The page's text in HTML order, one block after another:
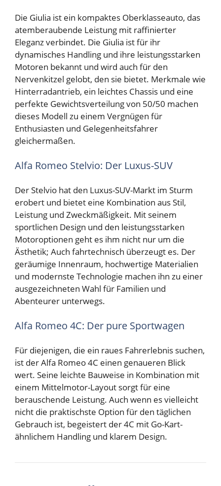
Die Giulia ist ein kompaktes Oberklasseauto, das
atemberaubende Leistung mit raffinierter
Eleganz verbindet. Die Giulia ist für ihr
dynamisches Handling und ihre leistungsstarken
Motoren bekannt und wird auch für den
Nervenkitzel gelobt, den sie bietet. Merkmale wie
Hinterradantrieb, ein leichtes Chassis und eine
perfekte Gewichtsverteilung von 50/50 machen
dieses Modell zu einem Vergnügen für
Enthusiasten und Gelegenheitsfahrer
gleichermaßen.
Alfa Romeo Stelvio: Der Luxus-SUV
Der Stelvio hat den Luxus-SUV-Markt im Sturm
erobert und bietet eine Kombination aus Stil,
Leistung und Zweckmäßigkeit. Mit seinem
sportlichen Design und den leistungsstarken
Motoroptionen geht es ihm nicht nur um die
Ästhetik; Auch fahrtechnisch überzeugt es. Der
geräumige Innenraum, hochwertige Materialien
und modernste Technologie machen ihn zu einer
ausgezeichneten Wahl für Familien und
Abenteurer unterwegs.
Alfa Romeo 4C: Der pure Sportwagen
Für diejenigen, die ein raues Fahrerlebnis suchen,
ist der Alfa Romeo 4C einen genaueren Blick
wert. Seine leichte Bauweise in Kombination mit
einem Mittelmotor-Layout sorgt für eine
berauschende Leistung. Auch wenn es vielleicht
nicht die praktischste Option für den täglichen
Gebrauch ist, begeistert der 4C mit Go-Kart-
ähnlichem Handling und klarem Design.